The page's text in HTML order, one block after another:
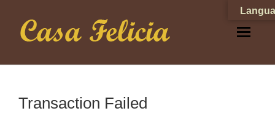
Transaction Failed